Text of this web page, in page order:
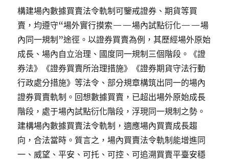
構建場內數據買賣法令軌制可鑒戒證券、期貨等買
賣，均遵守“場外實行摸索——場內試點衍化——場
內同一規制”途徑。以證券買賣為例，其歷經場外原始
成長、場內自立治理、國度同一規制三個階段。《證
券法》《證券買賣所治理措施》《證券期貨守法行動
行政處分措施》等法令、部分規章構筑出同一的場內
證券買賣軌制。回想數據買賣，已超出場外原始成長
階段，處于場內試點衍化階段，浮現同一規制之勢。
建構場內數據買賣法令軌制，適應場內買賣成長趨
向，合法當時。質言之，場內買賣法令軌制能增進同
一、威望、平安、可托、可控、可追溯買賣平臺安穩